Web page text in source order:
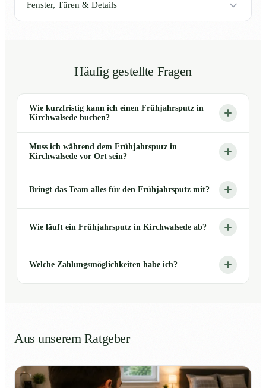
Fenster, Türen & Details
Häufig gestellte Fragen
Wie kurzfristig kann ich einen Frühjahrsputz in
Kirchwalsede buchen?
Muss ich während dem Frühjahrsputz in
Kirchwalsede vor Ort sein?
Bringt das Team alles für den Frühjahrsputz mit?
Wie läuft ein Frühjahrsputz in Kirchwalsede ab?
Welche Zahlungsmöglichkeiten habe ich?
Aus unserem Ratgeber